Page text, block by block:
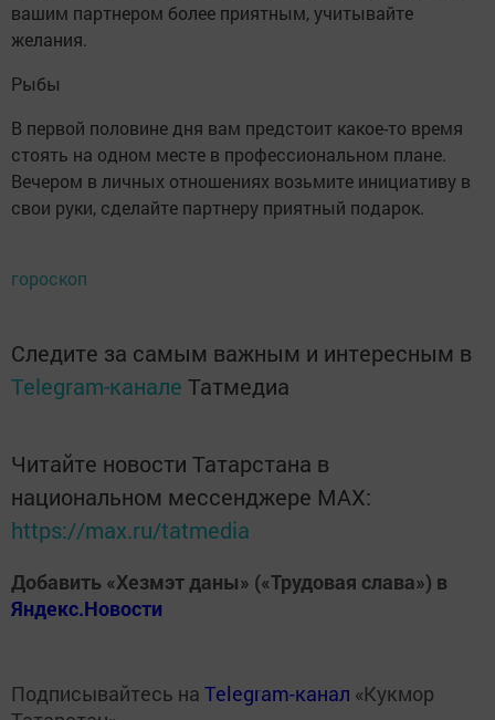
вашим партнером более приятным, учитывайте
желания.
Рыбы
В первой половине дня вам предстоит какое-то время
стоять на одном месте в профессиональном плане.
Вечером в личных отношениях возьмите инициативу в
свои руки, сделайте партнеру приятный подарок.
гороскоп
Следите за самым важным и интересным в
Telegram-канале Татмедиа
Читайте новости Татарстана в
национальном мессенджере MАХ:
https://max.ru/tatmedia
Добавить «Хезмэт даны» («Трудовая слава») в
Яндекс.Новости
Подписывайтесь на Telegram-канал «Кукмор